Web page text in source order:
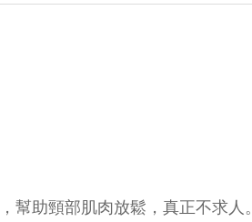
幫助頸部肌肉放鬆，真正不求人